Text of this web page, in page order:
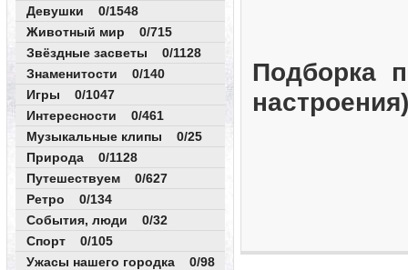
Девушки 0/1548
Животный мир 0/715
Звёздные засветы 0/1128
Знаменитости 0/140
Игры 0/1047
Интересности 0/461
Музыкальные клипы 0/25
Природа 0/1128
Путешествуем 0/627
Ретро 0/134
События, люди 0/32
Спорт 0/105
Ужасы нашего городка 0/98
Подборка